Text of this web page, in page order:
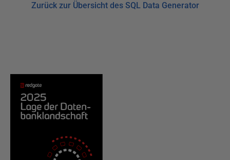
Zurück zur Übersicht des SQL Data Generator